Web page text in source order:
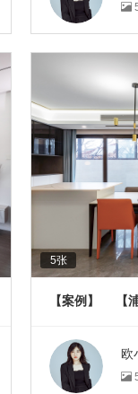
5张
【案例】 【
欧